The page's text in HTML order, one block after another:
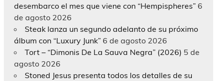
desembarco el mes que viene con “Hempispheres” 6
de agosto 2026
Steak lanza un segundo adelanto de su próximo
álbum con “Luxury Junk” 6 de agosto 2026
Tort – “Dimonis De La Sauva Negra” (2026) 5 de
agosto 2026
Stoned Jesus presenta todos los detalles de su